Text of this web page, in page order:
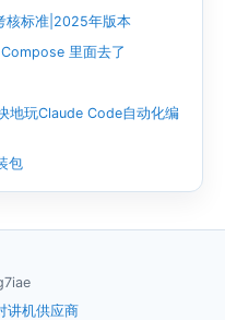
核标准|2025年版本
里面去了
地玩Claude Code自动化编
包
讲机供应商